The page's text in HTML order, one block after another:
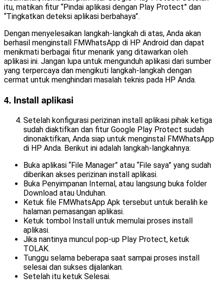
itu, matikan fitur “Pindai aplikasi dengan Play Protect” dan
“Tingkatkan deteksi aplikasi berbahaya”.
Dengan menyelesaikan langkah-langkah di atas, Anda akan
berhasil menginstall FMWhatsApp di HP Android dan dapat
menikmati berbagai fitur menarik yang ditawarkan oleh
aplikasi ini. Jangan lupa untuk mengunduh aplikasi dari sumber
yang terpercaya dan mengikuti langkah-langkah dengan
cermat untuk menghindari masalah teknis pada HP Anda.
4. Install aplikasi
Setelah konfigurasi perizinan install aplikasi pihak ketiga
sudah diaktifkan dan fitur Google Play Protect sudah
dinonaktifkan, Anda siap untuk menginstal FMWhatsApp
di HP Anda. Berikut ini adalah langkah-langkahnya:
Buka aplikasi “File Manager” atau “File saya” yang sudah
diberikan akses perizinan install aplikasi.
Buka Penyimpanan Internal, atau langsung buka folder
Download atau Unduhan.
Ketuk file FMWhatsApp Apk tersebut untuk beralih ke
halaman pemasangan aplikasi.
Ketuk tombol Install untuk memulai proses install
aplikasi.
Jika nantinya muncul pop-up Play Protect, ketuk
TOLAK.
Tunggu selama beberapa saat sampai proses install
selesai dan sukses dijalankan.
Setelah itu ketuk Selesai.